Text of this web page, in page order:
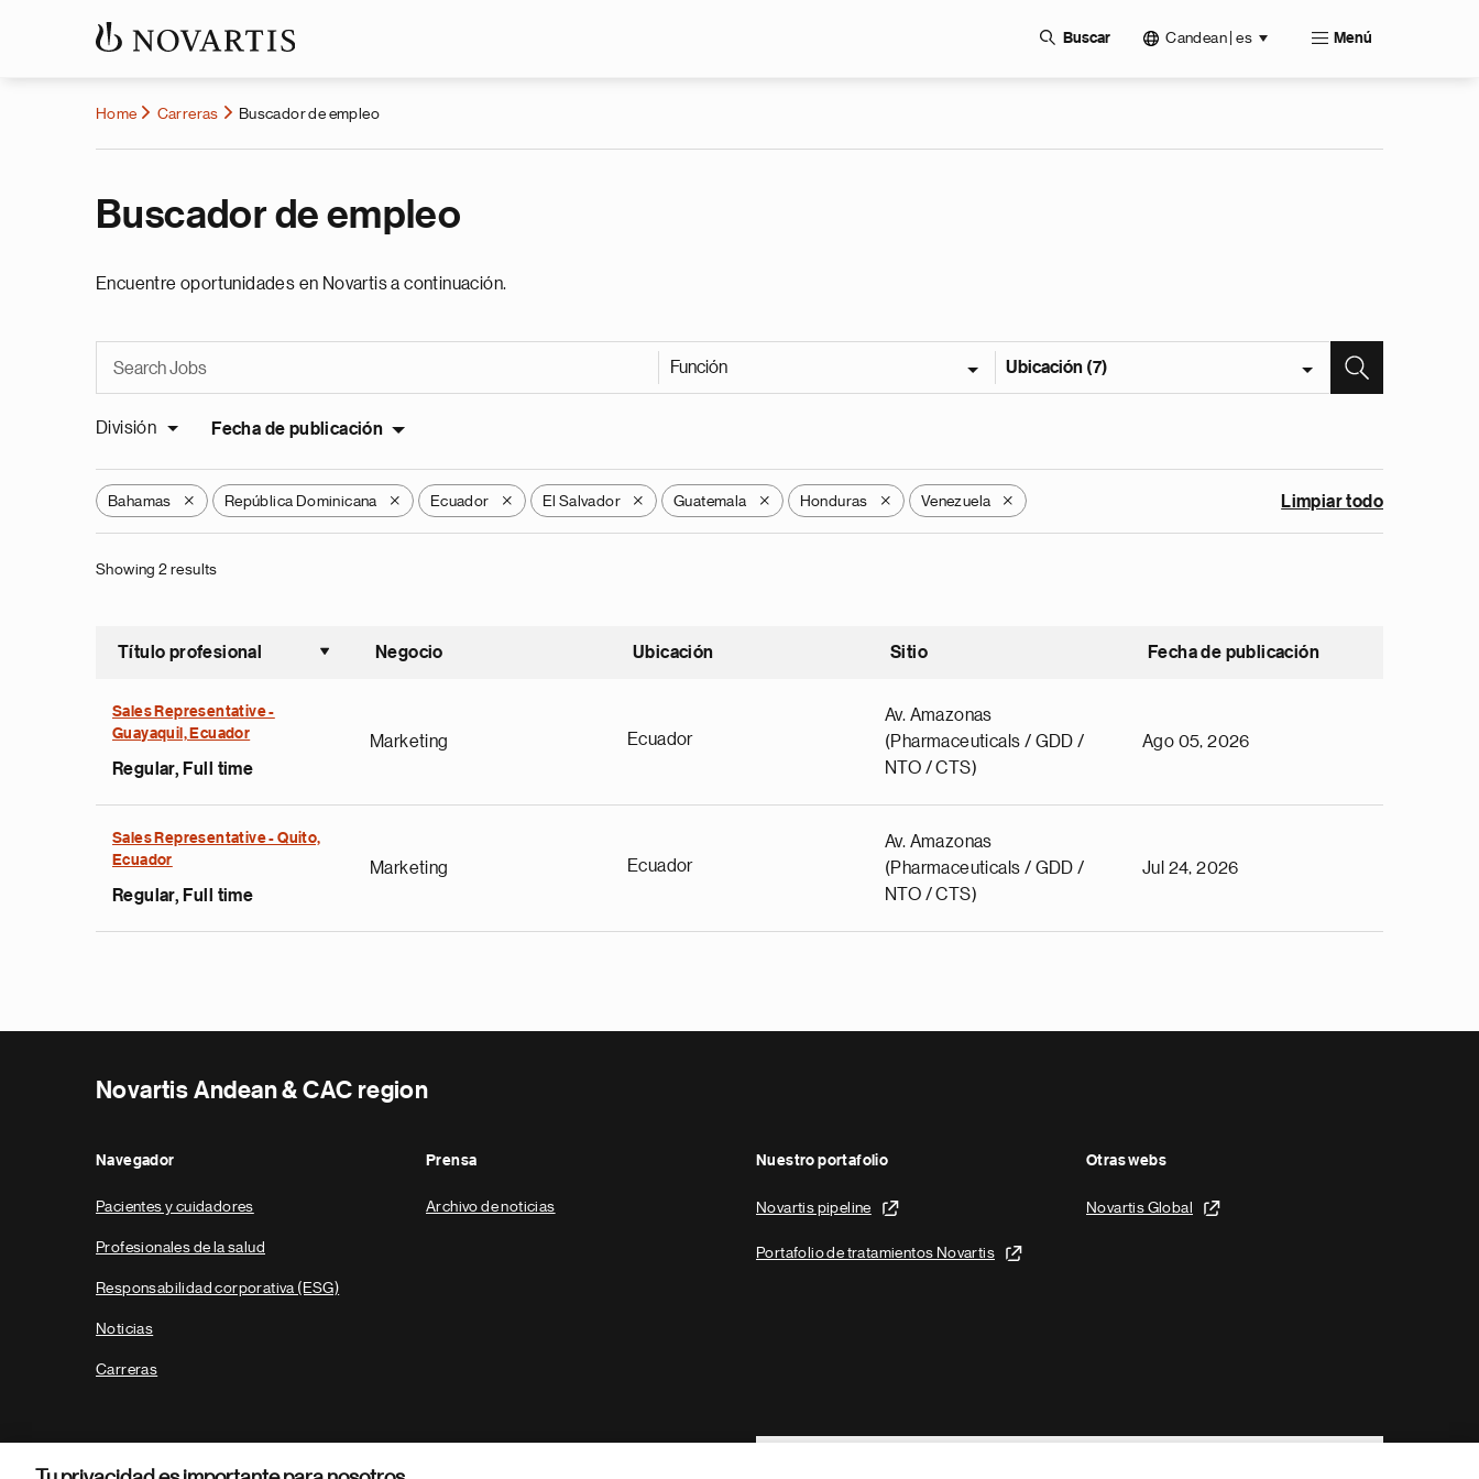
Buscar Candean | es Menú
Home Carreras Buscador de empleo
Buscador de empleo
Encuentre oportunidades en Novartis a continuación.
Función Ubicación (7)
División Fecha de publicación
Bahamas X República Dominicana X Ecuador X El Salvador X Guatemala X Honduras X Venezuela X Limpiar todo
Showing 2 results
Título profesional
Ordenar ascendente
Negocio Ubicación Sitio Fecha de publicación
Sales Representative -
Guayaquil, Ecuador
Regular, Full time
Marketing Ecuador
Av. Amazonas
(Pharmaceuticals / GDD /
NTO / CTS)
Ago 05, 2026
Sales Representative - Quito,
Ecuador
Regular, Full time
Marketing Ecuador
Av. Amazonas
(Pharmaceuticals / GDD /
NTO / CTS)
Jul 24, 2026
Novartis Andean & CAC region
Navegador
Pacientes y cuidadores
Profesionales de la salud
Responsabilidad corporativa (ESG)
Noticias
Carreras
Prensa
Archivo de noticias
Nuestro portafolio
Novartis pipeline
Portafolio de tratamientos Novartis
Otras webs
Novartis Global
Footer Site Search